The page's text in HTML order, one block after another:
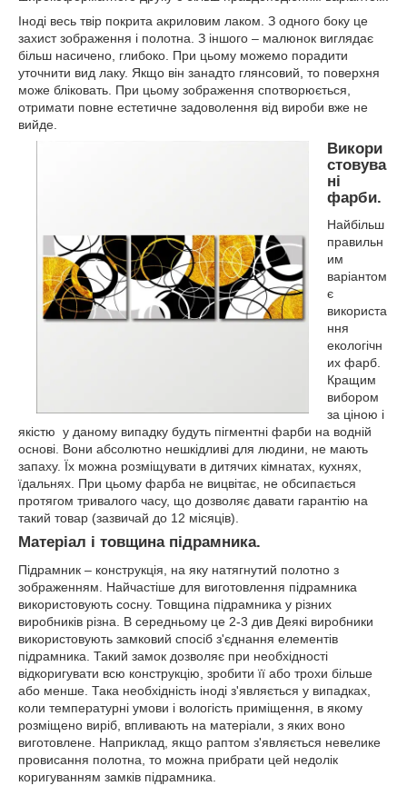
Іноді весь твір покрита акриловим лаком. З одного боку це
захист зображення і полотна. З іншого – малюнок виглядає
більш насичено, глибоко. При цьому можемо порадити
уточнити вид лаку. Якщо він занадто глянсовий, то поверхня
може бліковать. При цьому зображення спотворюється,
отримати повне естетичне задоволення від вироби вже не
вийде.
Викори
стовува
ні
фарби.
Найбільш
правильн
им
варіантом
є
використа
ння
екологічн
их фарб.
Кращим
вибором
за ціною і
якістю у даному випадку будуть пігментні фарби на водній
основі. Вони абсолютно нешкідливі для людини, не мають
запаху. Їх можна розміщувати в дитячих кімнатах, кухнях,
їдальнях. При цьому фарба не вицвітає, не обсипається
протягом тривалого часу, що дозволяє давати гарантію на
такий товар (зазвичай до 12 місяців).
Матеріал і товщина підрамника.
Підрамник – конструкція, на яку натягнутий полотно з
зображенням. Найчастіше для виготовлення підрамника
використовують сосну. Товщина підрамника у різних
виробників різна. В середньому це 2-3 див Деякі виробники
використовують замковий спосіб з'єднання елементів
підрамника. Такий замок дозволяє при необхідності
відкоригувати всю конструкцію, зробити її або трохи більше
або менше. Така необхідність іноді з'являється у випадках,
коли температурні умови і вологість приміщення, в якому
розміщено виріб, впливають на матеріали, з яких воно
виготовлене. Наприклад, якщо раптом з'являється невелике
провисання полотна, то можна прибрати цей недолік
коригуванням замків підрамника.